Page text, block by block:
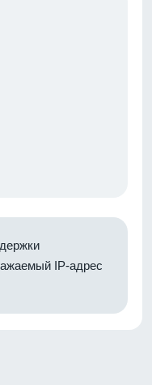
IP-адрес